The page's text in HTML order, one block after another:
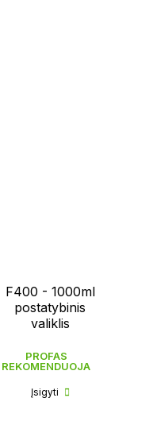
F400 - 1000ml
postatybinis
valiklis
PROFAS
REKOMENDUOJA
Įsigyti